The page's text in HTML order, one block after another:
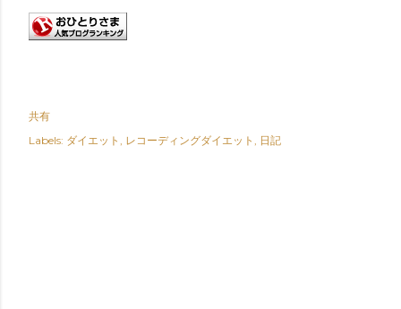
共有
Labels: ダイエット レコーディングダイエット 日記